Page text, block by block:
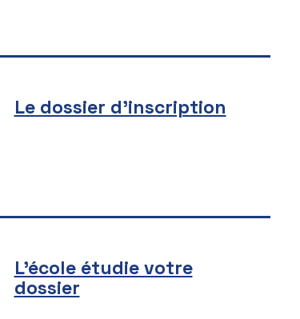
Le dossier d'inscription
L'école étudie votre
dossier